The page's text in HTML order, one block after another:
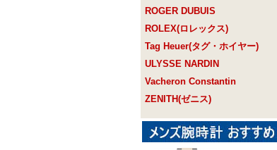
ROGER DUBUIS
ROLEX(ロレックス)
Tag Heuer(タグ・ホイヤー)
ULYSSE NARDIN
Vacheron Constantin
ZENITH(ゼニス)